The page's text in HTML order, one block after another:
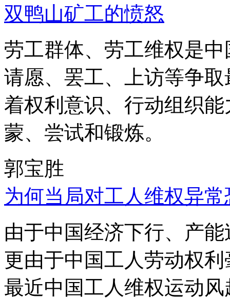
双鸭山矿工的愤怒
劳工群体、劳工维权是
请愿、罢工、上访等争
着权利意识、行动组织
蒙、尝试和锻炼。
郭宝胜
为何当局对工人维权异
由于中国经济下行、产
更由于中国工人劳动权
最近中国工人维权运动